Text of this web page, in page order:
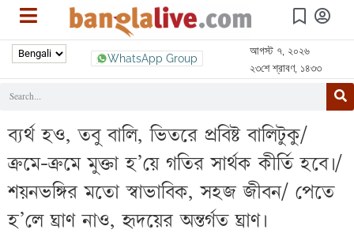
WhatsApp Group
আগস্ট ৭, ২০২৬
২৩শে শ্রাবণ, ১৪৩৩
ব্যর্থ হও, তবু বালি, ভিতরে প্রবিষ্ট বালিটুকু/
ক্রমে-ক্রমে মুক্তা হ’য়ে গতির সার্থক কীর্তি হবে।/
শয়নভঙ্গির মতো স্বাভাবিক, সহজ জীবন/ পেতে
হ’লে ঘ্রাণ নাও, হৃদয়ের অন্তর্গত ঘ্রাণ।